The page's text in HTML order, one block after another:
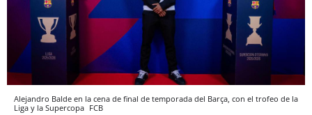
Alejandro Balde en la cena de final de temporada del Barça, con el trofeo de la
Liga y la Supercopa FCB